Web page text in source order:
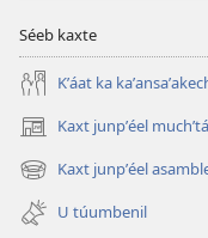
Séeb kaxte
Kʼáat ka
Kaxt junpʼéel
(opens
new
window)
Kaxt junpʼéel
(opens
new
window)
U túumbenil